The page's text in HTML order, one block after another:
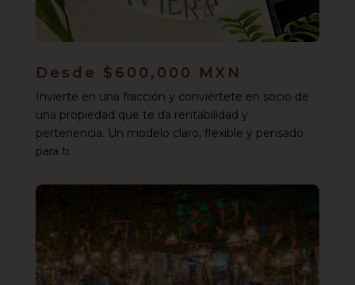
Desde $600,000 MXN
Invierte en una fracción y conviértete en socio de
una propiedad que te da rentabilidad y
pertenencia. Un modelo claro, flexible y pensado
para ti.